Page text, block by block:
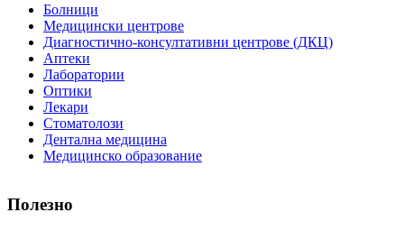
Болници
Медицински центрове
Диагностично-консултативни центрове (ДКЦ)
Аптеки
Лаборатории
Оптики
Лекари
Стоматолози
Дентална медицина
Медицинско образование
Полезно